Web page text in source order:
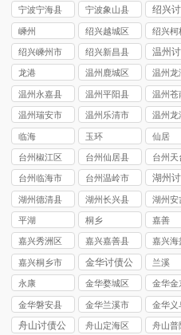
讨债公司
讨债公司
讨债公
宁波宁海县
讨债公司
宁波象山县
讨债公司
绍兴
司
嵊州
绍兴越城区
讨债公司
绍兴柯
讨债公
绍兴嵊州市
讨债公司
绍兴新昌县
讨债公司
温州
司
龙港
温州鹿城区
讨债公司
温州龙
讨债公
温州永嘉县
讨债公司
温州平阳县
讨债公司
温州苍
讨债公
温州瑞安市
讨债公司
温州乐清市
讨债公司
温州龙
讨债公
临海 玉环 仙居
台州椒江区
讨债公司
台州仙居县
讨债公司
台州天
讨债公
台州临海市
讨债公司
台州温岭市
讨债公司
湖州
司
湖州德清县
讨债公司
湖州长兴县
讨债公司
湖州安
讨债公
平湖 桐乡 嘉善
嘉兴秀洲区
讨债公司
嘉兴嘉善县
讨债公司
嘉兴海
讨债公
嘉兴桐乡市
讨债公司
金华讨债公
司
兰溪
永康
金华婺城区
讨债公司
金华金
讨债公
金华磐安县
讨债公司
金华兰溪市
讨债公司
金华义
讨债公
舟山讨债公
舟山定海区
舟山普